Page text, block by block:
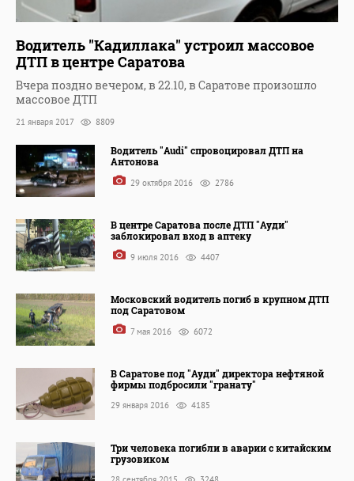
Водитель "Кадиллака" устроил массовое
ДТП в центре Саратова
Вчера поздно вечером, в 22.10, в Саратове произошло
массовое ДТП
21 января 2017 8809
Водитель "Audi" спровоцировал ДТП на
Антонова
29 октября 2016 2786
В центре Саратова после ДТП "Ауди"
заблокировал вход в аптеку
9 июля 2016 4407
Московский водитель погиб в крупном ДТП
под Саратовом
7 мая 2016 6072
В Саратове под "Ауди" директора нефтяной
фирмы подбросили "гранату"
29 января 2016 4185
Три человека погибли в аварии с китайским
грузовиком